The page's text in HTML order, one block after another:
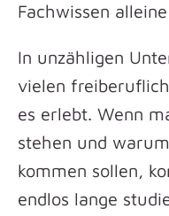
Fachwissen
In unzähligen
vielen
es erlebt. Wenn
stehen und
kommen sollen,
endlos lange